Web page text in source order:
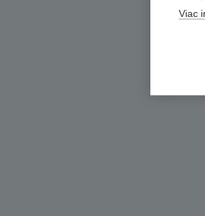
Viac